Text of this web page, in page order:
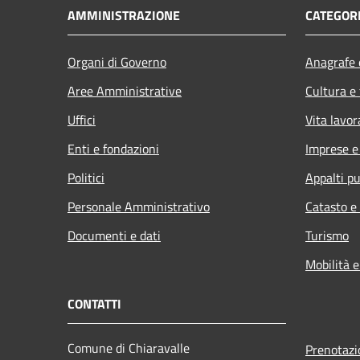
AMMINISTRAZIONE
Organi di Governo
Aree Amministrative
Uffici
Enti e fondazioni
Politici
Personale Amministrativo
Documenti e dati
Cultura
Vita
Imprese
Appalti
Catasto
Turismo
Mobilità
CONTATTI
Comune di Chiaravalle